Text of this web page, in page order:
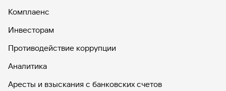
Комплаенс
Инвесторам
Противодействие коррупции
Аналитика
Аресты и взыскания с банковских счетов